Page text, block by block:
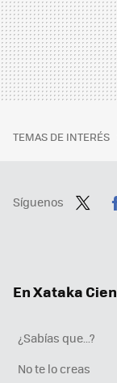
TEMAS DE INTERÉS
Síguenos
En Xataka
¿Sabías que...?
No te lo creas